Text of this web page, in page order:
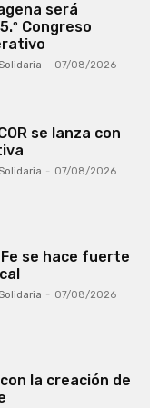
será
Congreso
- 07/08/2026
se lanza con
- 07/08/2026
se hace fuerte
- 07/08/2026
la creación de